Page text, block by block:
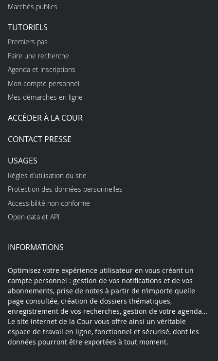
Marchés publics
TUTORIELS
Premiers pas
Faire une recherche
Agenda et inscriptions
Mon compte personnel
Mes démarches en ligne
ACCÉDER À LA COUR
CONTACT PRESSE
USAGES
Règles d’utilisation du site
Protection des données personnelles
Accessibilité non conforme
Open data et API
INFORMATIONS
Optimisez votre expérience utilisateur en vous créant un
compte personnel : gestion de vos notifications et de vos
abonnements, prise de notes à partir de n’importe quelle
page consultée, création de dossiers thématiques,
enregistrement de vos recherches, gestion de votre agenda…
Le site internet de la Cour vous offre ainsi un véritable
espace de travail en ligne, fonctionnel et sécurisé, dont les
données pourront être exportées à tout moment.